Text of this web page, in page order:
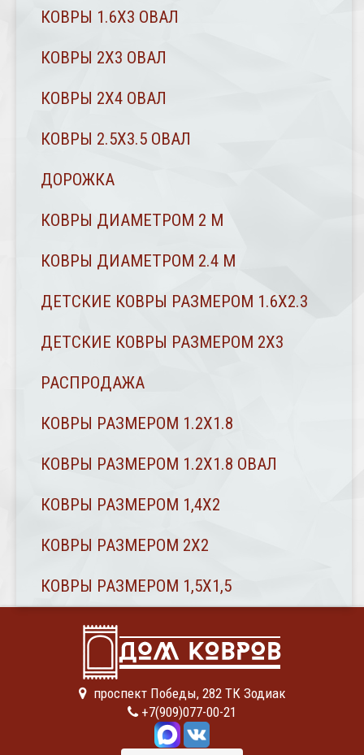
КОВРЫ 1.6Х3 ОВАЛ
КОВРЫ 2X3 ОВАЛ
КОВРЫ 2Х4 ОВАЛ
КОВРЫ 2.5Х3.5 ОВАЛ
ДОРОЖКА
КОВРЫ ДИАМЕТРОМ 2 М
КОВРЫ ДИАМЕТРОМ 2.4 M
ДЕТСКИЕ КОВРЫ РАЗМЕРОМ 1.6Х2.3
ДЕТСКИЕ КОВРЫ РАЗМЕРОМ 2Х3
РАСПРОДАЖА
КОВРЫ РАЗМЕРОМ 1.2Х1.8
КОВРЫ РАЗМЕРОМ 1.2Х1.8 ОВАЛ
КОВРЫ РАЗМЕРОМ 1,4Х2
КОВРЫ РАЗМЕРОМ 2Х2
КОВРЫ РАЗМЕРОМ 1,5Х1,5
проспект Победы, 282 ТК Зодиак
+7(909)077-00-21